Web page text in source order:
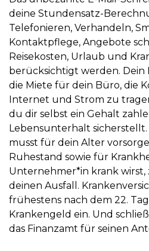
deine Stundensatz-
Telefonieren, Verhandeln,
Kontaktpflege, Angebote
Reisekosten, Urlaub und
berücksichtigt werden. Dein
die Miete für dein Büro, die
Internet und Strom zu
du dir selbst ein Gehalt
Lebensunterhalt
musst für dein Alter
Ruhestand sowie für
Unternehmer*in krank
deinen Ausfall.
frühestens nach dem 22.
Krankengeld ein. Und
das Finanzamt für seinen